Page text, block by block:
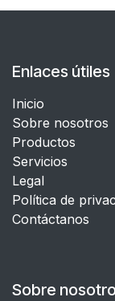
Enlaces útiles
Inicio
Sobre nosotros
Productos
Servicios
Legal
​Política de
Contáctanos
Sobre